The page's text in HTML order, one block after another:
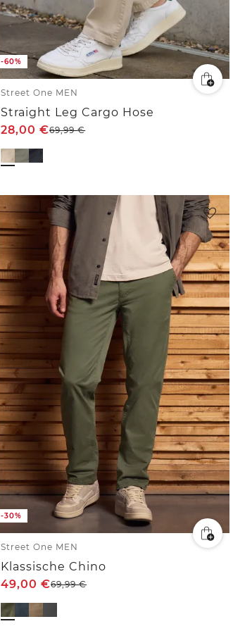
-60%
Street One MEN
Straight Leg Cargo Hose
28,00€69,99€
-30%
Street One MEN
Klassische Chino
49,00€69,99€